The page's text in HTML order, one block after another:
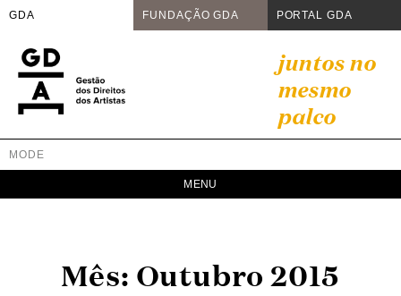
GDA FUNDAÇÃO GDA PORTAL GDA
content
juntos no
mesmo
palco
GDA
Juntos no mesmo palco
MODE
Mês: Outubro 2015